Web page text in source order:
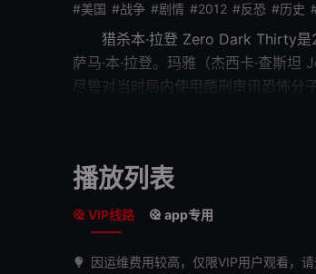
#美国 #战争 #剧情 #2012 #反恐 #历史
猎杀本·拉登 Zero Dark Thirty是
萨马·本·拉登。玛雅（杰西卡·查斯
尽管对当时局内使用酷刑审讯恐怖分
到一根稻草，然后用它压死一只叫
》的原班底，聚
播放列表
VIP线路 app专用
因运维费用较高，仅限VIP用户观看，请